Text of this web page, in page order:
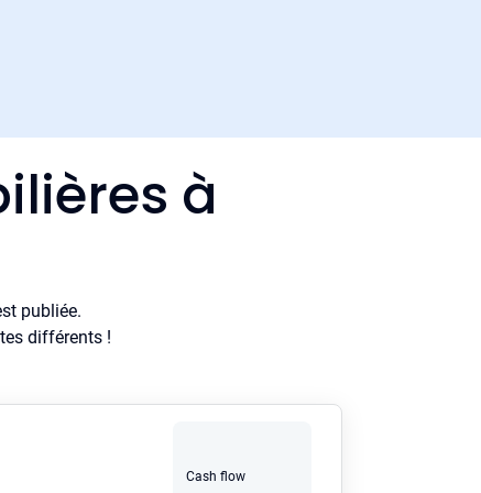
à
publiée.
différents !
Cash flow